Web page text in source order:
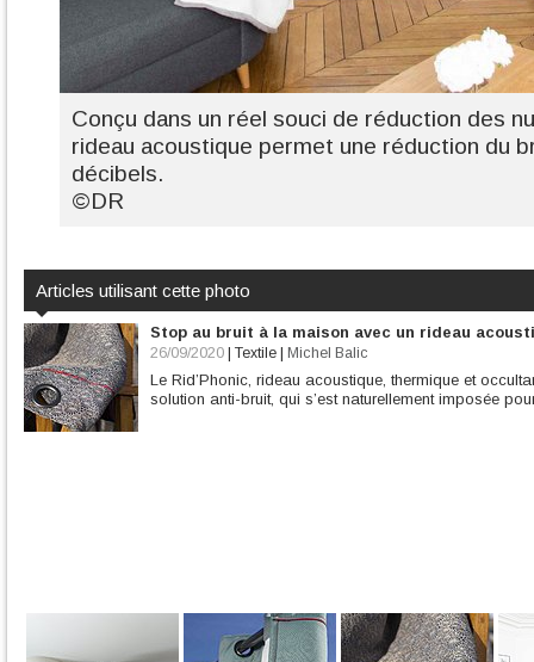
Conçu dans un réel souci de réduction des
rideau acoustique permet une réduction du
décibels.
©DR
Articles utilisant cette photo
Stop au bruit à la maison avec un rideau
26/09/2020 Textile Michel Balic
Le Rid’Phonic, rideau acoustique, thermique et
solution anti-bruit, qui s’est naturellement imposée